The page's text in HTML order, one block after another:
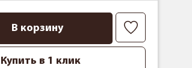
В корзину
Купить в 1 клик